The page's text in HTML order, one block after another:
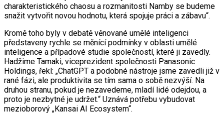
charakteristického chaosu a rozmanitosti Namby se budeme
snažit vytvořit novou hodnotu, která spojuje práci a zábavu“.
Kromě toho byly v debatě věnované umělé inteligenci
představeny rychle se měnící podmínky v oblasti umělé
inteligence a případové studie společností, které ji zavedly.
Hadžime Tamaki, viceprezident společnosti Panasonic
Holdings, řekl: „ChatGPT a podobné nástroje jsme zavedli již v
rané fázi, ale produktivita se tím sama o sobě nezvýší. Na
druhou stranu, pokud je nezavedeme, mladí lidé odejdou, a
proto je nezbytné je udržet.“ Uznává potřebu vybudovat
mezioborový „Kansai AI Ecosystem“.